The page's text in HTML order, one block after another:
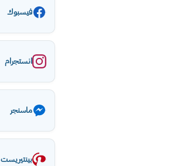
فيسبوك
انستجرام
ماسنجر
بينتيريست